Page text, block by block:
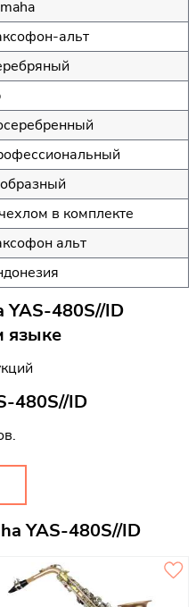
альт
в комплекте
альт
YAS-480S//ID
языке
480S//ID
YAS-480S//ID